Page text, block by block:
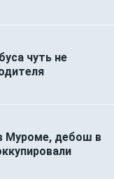
чуть не
Муроме, дебош в